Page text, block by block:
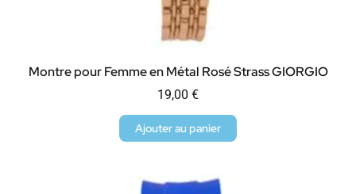
Montre pour Femme en Métal Rosé Strass GIORGIO
19,00 €
Ajouter au panier